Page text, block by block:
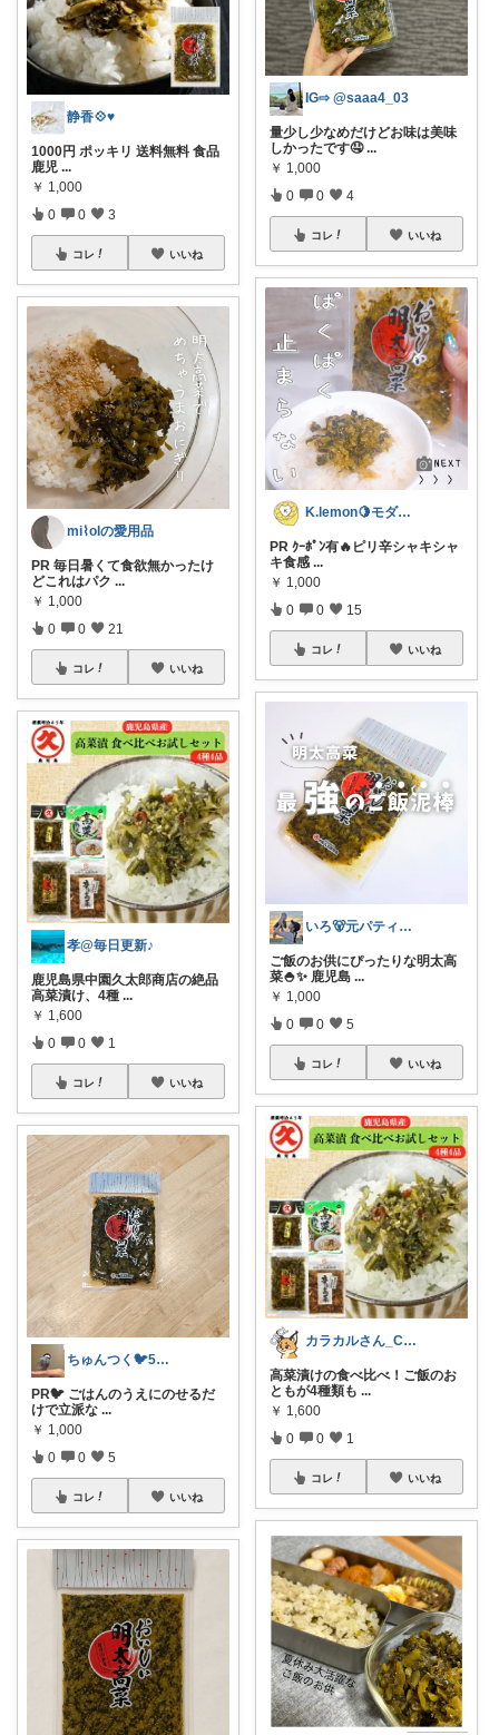
静香💠♥️
1000円 ポッキリ 送料無料 食品
鹿児 ...
￥ 1,000
0 0 3
コレ いいね
mi⌇olの愛用品
PR 毎日暑くて食欲無かったけ
どこれはパク ...
￥ 1,000
0 0 21
コレ いいね
孝@毎日更新♪
鹿児島県中園久太郎商店の絶品
高菜漬け、4種 ...
￥ 1,600
0 0 1
コレ いいね
ちゅんつく🐦5歳3歳娘の母🩷
PR🐦️ ごはんのうえにのせるだ
けで立派な ...
￥ 1,000
0 0 5
コレ いいね
IG⇨ @saaa4_03
量少し少なめだけどお味は美味
しかったです🤤 ...
￥ 1,000
0 0 4
コレ いいね
K.lemon🍋モダン+家事楽+🐶
PR ｸｰﾎﾟﾝ有🔥ピリ辛シャキシャ
キ食感 ...
￥ 1,000
0 0 15
コレ いいね
いろ🐻元パティシエ🍫
ご飯のお供にぴったりな明太高
菜🍚✨ 鹿児島 ...
￥ 1,000
0 0 5
コレ いいね
カラカルさん_CRCL😺朝コレ4時
高菜漬けの食べ比べ！ご飯のお
ともが4種類も ...
￥ 1,600
0 0 1
コレ いいね